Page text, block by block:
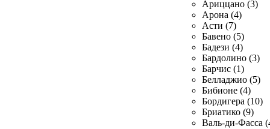
Ариццано (3)
Арона (4)
Асти (7)
Бавено (5)
Бадези (4)
Бардолино (3)
Барчис (1)
Белладжио (5)
Бибионе (4)
Бордигера (10)
Бриатико (9)
Валь-ди-Фасса